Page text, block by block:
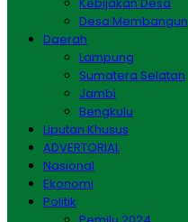
Desa Membangun
Daerah
Lampung
Sumatera Selatan
Jambi
Bengkulu
Liputan Khusus
ADVERTORIAL
Nasional
Ekonomi
Politik